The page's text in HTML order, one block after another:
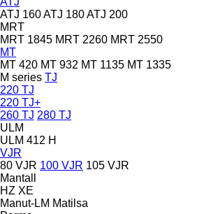
ATJ 160ATJ 180ATJ 200
MRT
MRT 1845 MRT 2260 MRT 2550
MT
MT 420 MT 932 MT 1135 MT 1335
M series TJ
220 TJ
220 TJ+
260 TJ 280 TJ
ULM
ULM 412 H
VJR
80 VJR 100 VJR 105 VJR
Mantall
HZ XE
Manut-LM Matilsa